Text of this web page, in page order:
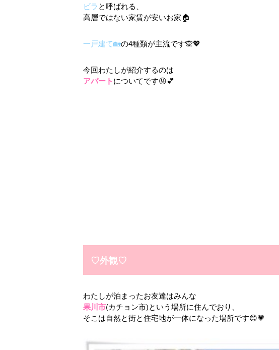
ビラと呼ばれる、
高層ではない家賃が安いお家🏠
一戸建て🏡の4種類が主流です🙊💖
今回わたしが紹介するのは
アパートについてです😝💕
♡外観♡
わたしが泊まったお友達はみんな
果川市(カチョン市)という場所に住んでおり、
そこは自然と街と住宅地が一体になった場所です😊💗